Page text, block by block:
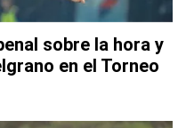
sobre la hora y
en el Torneo